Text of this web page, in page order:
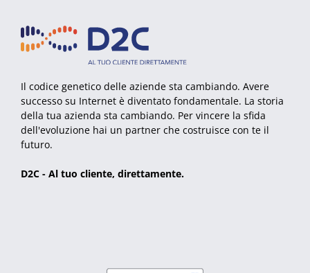
Il codice genetico delle aziende sta cambiando. Avere
successo su Internet è diventato fondamentale. La storia
della tua azienda sta cambiando. Per vincere la sfida
dell'evoluzione hai un partner che costruisce con te il
futuro.
D2C - Al tuo cliente, direttamente.